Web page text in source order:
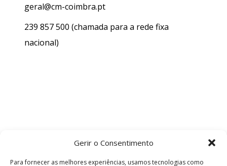
Gerir o Consentimento
Para fornecer as melhores experiências, usamos tecnologias como
geral@cm-coimbra.pt
239 857 500 (chamada para a rede fixa
nacional)